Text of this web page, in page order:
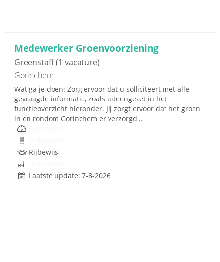
Medewerker Groenvoorziening
Greenstaff(1 vacature)
Gorinchem
Wat ga je doen: Zorg ervoor dat u solliciteert met alle
gevraagde informatie, zoals uiteengezet in het
functieoverzicht hieronder. Jij zorgt ervoor dat het groen
in en rondom Gorinchem er verzorgd...
Rijbewijs
Laatste update: 7-8-2026